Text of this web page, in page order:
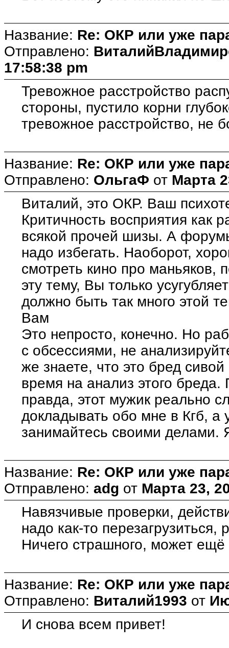
Название: Re: ОКР или уже
Отправлено:
17:58:38 pm
Тревожное расстройство
стороны, пустило корни
тревожное расстройство, не
Название: Re: ОКР или уже
Отправлено: ОльгаФ от Марта
Виталий, это ОКР. Ваш
Критичность восприятия как
всякой прочей шизы. А
надо избегать. Наоборот,
смотреть кино про маньяков,
эту тему, Вы только
должно быть так много этой
Вам
Это непросто, конечно. Но
с обсессиями, не
же знаете, что это бред
время на анализ этого
правда, этот мужик реально
докладывать обо мне в Кгб,
занимайтесь своими делами.
Название: Re: ОКР или уже
Отправлено: adg от Марта 23,
Навязчивые проверки,
надо как-то перезагрузиться,
Ничего страшного, может
Название: Re: ОКР или уже
Отправлено: Виталий1993 от
И снова всем привет!